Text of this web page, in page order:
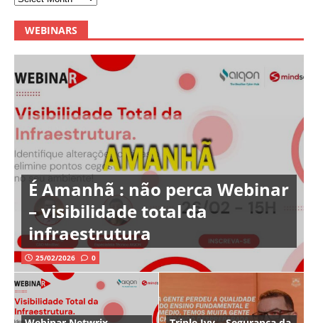
WEBINARS
É Amanhã : não perca Webinar
– visibilidade total da
infraestrutura
25/02/2026 0